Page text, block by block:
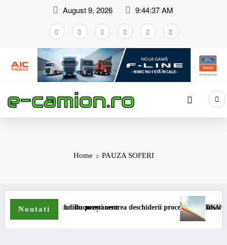
August 9, 2026 9:44:37 AM
Home PAUZA SOFERI
Noutati
în mecanism permanent
Tribunalul București cererea deschiderii procedurii de insolvență
DKV Mobility și